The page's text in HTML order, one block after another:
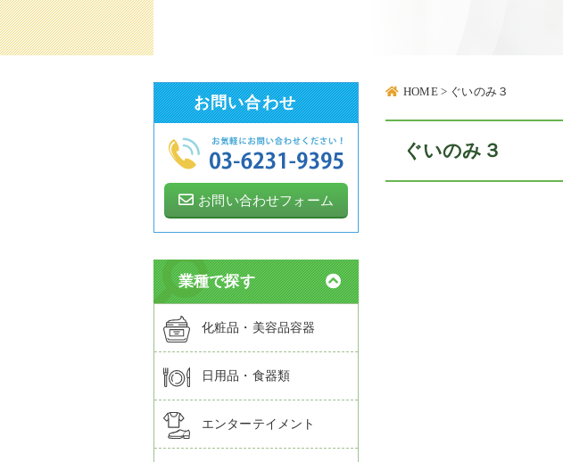
HOME> ぐいのみ３
ぐいのみ３
お問い合わせ
お問い合わせフォーム
業種で探す
化粧品・美容品容器
日用品・食器類
エンターテイメント